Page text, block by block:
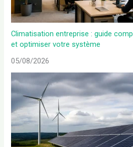
Climatisation entreprise : guide
et optimiser votre système
05/08/2026